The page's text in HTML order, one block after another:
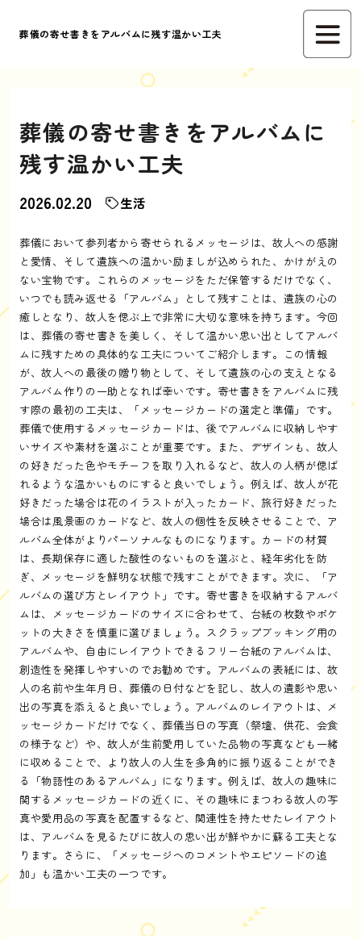
葬儀の寄せ書きをアルバムに残す温かい工夫
葬儀の寄せ書きをアルバムに
残す温かい工夫
2026.02.20 生活
葬儀において参列者から寄せられるメッセージは、故人への感謝
と愛情、そして遺族への温かい励ましが込められた、かけがえの
ない宝物です。これらのメッセージをただ保管するだけでなく、
いつでも読み返せる「アルバム」として残すことは、遺族の心の
癒しとなり、故人を偲ぶ上で非常に大切な意味を持ちます。今回
は、葬儀の寄せ書きを美しく、そして温かい思い出としてアルバ
ムに残すための具体的な工夫についてご紹介します。この情報
が、故人への最後の贈り物として、そして遺族の心の支えとなる
アルバム作りの一助となれば幸いです。寄せ書きをアルバムに残
す際の最初の工夫は、「メッセージカードの選定と準備」です。
葬儀で使用するメッセージカードは、後でアルバムに収納しやす
いサイズや素材を選ぶことが重要です。また、デザインも、故人
の好きだった色やモチーフを取り入れるなど、故人の人柄が偲ば
れるような温かいものにすると良いでしょう。例えば、故人が花
好きだった場合は花のイラストが入ったカード、旅行好きだった
場合は風景画のカードなど、故人の個性を反映させることで、ア
ルバム全体がよりパーソナルなものになります。カードの材質
は、長期保存に適した酸性のないものを選ぶと、経年劣化を防
ぎ、メッセージを鮮明な状態で残すことができます。次に、「ア
ルバムの選び方とレイアウト」です。寄せ書きを収納するアルバ
ムは、メッセージカードのサイズに合わせて、台紙の枚数やポケ
ットの大きさを慎重に選びましょう。スクラップブッキング用の
アルバムや、自由にレイアウトできるフリー台紙のアルバムは、
創造性を発揮しやすいのでお勧めです。アルバムの表紙には、故
人の名前や生年月日、葬儀の日付などを記し、故人の遺影や思い
出の写真を添えると良いでしょう。アルバムのレイアウトは、メ
ッセージカードだけでなく、葬儀当日の写真（祭壇、供花、会食
の様子など）や、故人が生前愛用していた品物の写真なども一緒
に収めることで、より故人の人生を多角的に振り返ることができ
る「物語性のあるアルバム」になります。例えば、故人の趣味に
関するメッセージカードの近くに、その趣味にまつわる故人の写
真や愛用品の写真を配置するなど、関連性を持たせたレイアウト
は、アルバムを見るたびに故人の思い出が鮮やかに蘇る工夫とな
ります。さらに、「メッセージへのコメントやエピソードの追
加」も温かい工夫の一つです。